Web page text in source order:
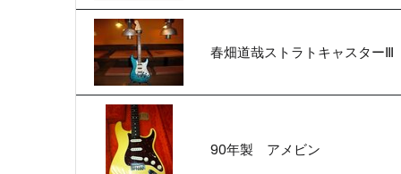
春畑道哉ストラトキャスタ
90年製 アメビン